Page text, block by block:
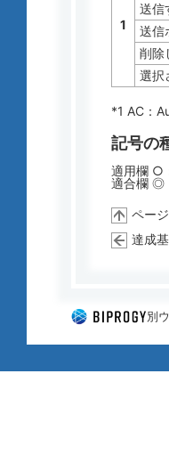
1
送信
送信
削除
選択
*1 AC：
記号の
適用欄 ○
適合欄 ◎
ペー
達成
別